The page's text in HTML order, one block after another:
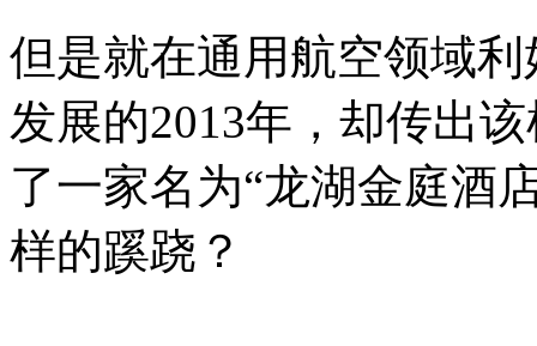
但是就在通用航空领域
发展的2013年，却传出
了一家名为“龙湖金庭酒
样的蹊跷？